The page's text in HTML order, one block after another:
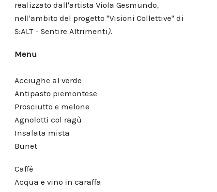
realizzato dall'artista Viola Gesmundo,
nell'ambito del progetto "Visioni Collettive" di
S:ALT - Sentire Altrimenti ).
Menu
Acciughe al verde
Antipasto piemontese
Prosciutto e melone
Agnolotti col ragù
Insalata mista
Bunet
Caffè
Acqua e vino in caraffa